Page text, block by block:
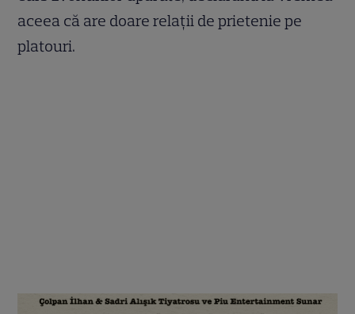
aceea că are doare relații de prietenie pe
platouri.